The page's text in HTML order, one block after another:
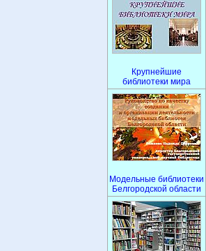
Крупнейшие
библиотеки мира
Модельные библиотеки
Белгородской области